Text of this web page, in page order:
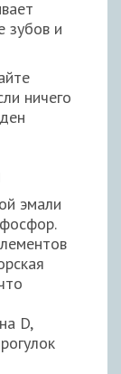
зубов и
ничего
эмали
D,